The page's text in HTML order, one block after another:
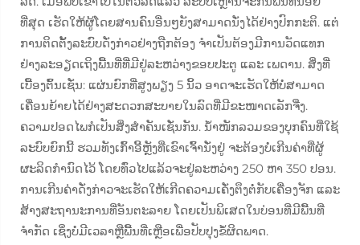
ທີ່ສຸດ ເຮັດໃຫ້ຜູ້ໂດຍສານຄົນອື່ນໆຍັງສາມາດນັ່ງໄດ້ຢ່າງປົກກະຕິ. ແຕ່
ການຕິດຕັ້ງລະບົບດັ່ງກ່າວຢ່າງຖືກຕ້ອງ ຈຳເປັນຕ້ອງມີການວັດແທກ
ຢ່າງລະອຽດເຖິງພື້ນທີ່ທີ່ມີຢູ່ລະຫວ່າງຂອບປະຕູ ແລະ ເພດານ. ສິ່ງທີ່
ເບື້ອງຕົ້ນເຊັ່ນ: ແຜ່ນຍົກທີ່ສູງພຽງ 5 ນິ້ວ ອາດຈະເຮັດໃຫ້ບໍ່ສາມາດ
ເຄື່ອນຍ້າຍໄດ້ຢ່າງສະດວກສະບາຍໃນລົດທີ່ມີຂະໜາດເລັກຈີ່ງ.
ຄວາມປອດໄພກໍເປັນສິ່ງສຳຄັນເຊັ່ນກັນ. ນ້ຳໜັກລວມຂອງບຸກຄົນທີ່ໃຊ້
ລະບົບຍົກນີ້ ຮວມທັງເກົ້າອີ້ຫຼັງທີ່ເຂົາເຈົ້ານັ່ງຢູ່ ຈະຕ້ອງບໍ່ເກີນຄ່າທີ່ຜູ້
ຜະລິດກຳນົດໄວ້ ໂດຍທົ່ວໄປແລ້ວຈະຢູ່ລະຫວ່າງ 250 ຫາ 350 ປອນ.
ການເກີນຄ່າດັ່ງກ່າວຈະເຮັດໃຫ້ເກີດຄວາມເຄັ່ງຕຶງຕໍ່ກັບເຄື່ອງຈັກ ແລະ
ສ້າງສະຖານະການທີ່ອັນຕະລາຍ ໂດຍເປັນພິເສດໃນບ່ອນທີ່ມີພື້ນທີ່
ຈຳກັດ ເຊິ່ງບໍ່ມີເວລາຫຼືພື້ນທີ່ເຫຼືອເພື່ອປັບປຸງຂໍ້ຜິດພາດ.